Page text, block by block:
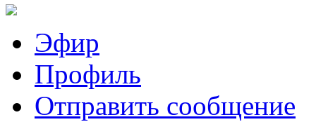
Эфир
Профиль
Отправить сообщение